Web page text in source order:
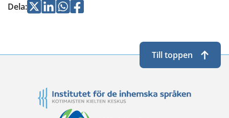
Dela:Jaa Jaa Jaa
Jaa
Till toppen